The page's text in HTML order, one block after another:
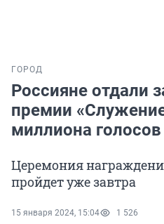
ГОРОД
Россияне отдали
премии
миллиона голосов
Церемония
пройдет уже завтра
15 января 2024, 15:04 1 526